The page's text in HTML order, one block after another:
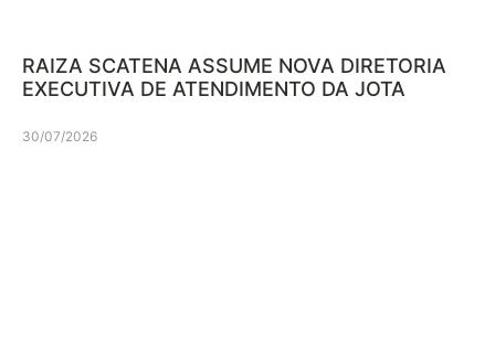
RAIZA SCATENA ASSUME NOVA DIRETORIA
EXECUTIVA DE ATENDIMENTO DA JOTA
30/07/2026